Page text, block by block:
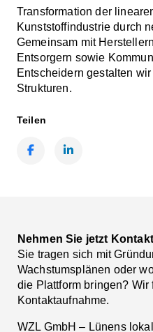
Transformation der
Kunststoffindustrie durch
Gemeinsam mit
Entsorgern sowie
Entscheidern gestalten
Strukturen.
Teilen
Nehmen Sie jetzt
Sie tragen sich mit
Wachstumsplänen oder
die Plattform bringen? Wir
Kontaktaufnahme.
WZL GmbH – Lünens